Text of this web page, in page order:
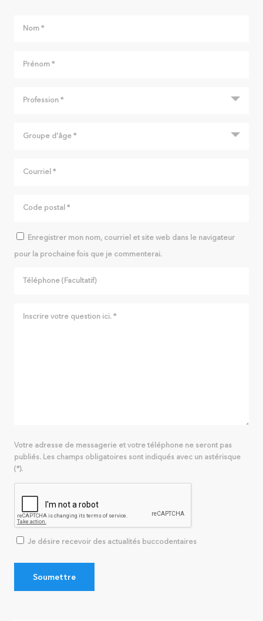
Enregistrer mon nom, courriel et site web dans le navigateur
pour la prochaine fois que je commenterai.
Votre adresse de messagerie et votre téléphone ne seront pas
publiés. Les champs obligatoires sont indiqués avec un astérisque
(*).
Je désire recevoir des actualités buccodentaires